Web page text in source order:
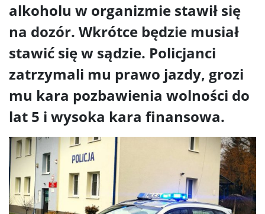
alkoholu w organizmie stawił się
na dozór. Wkrótce będzie musiał
stawić się w sądzie. Policjanci
zatrzymali mu prawo jazdy, grozi
mu kara pozbawienia wolności do
lat 5 i wysoka kara finansowa.